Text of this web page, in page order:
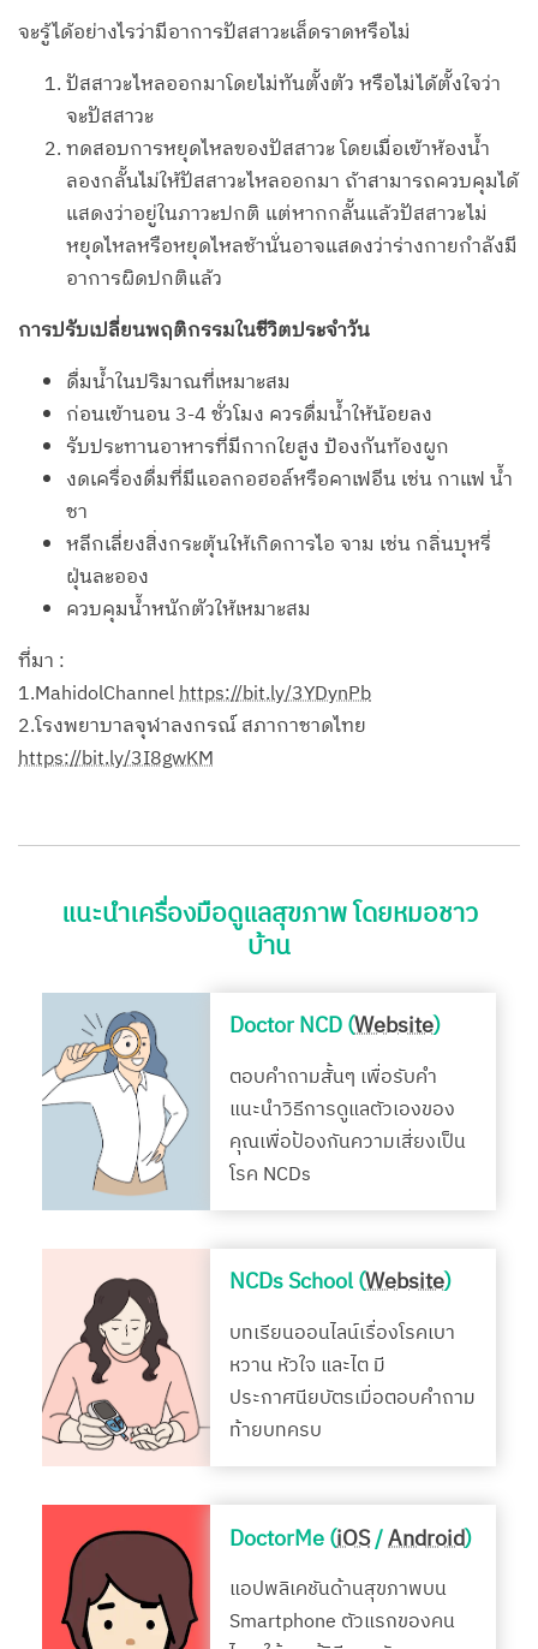
จะรู้ได้อย่างไรว่ามีอาการปัสสาวะเล็ดราดหรือไม่
ปัสสาวะไหลออกมาโดยไม่ทันตั้งตัว หรือไม่ได้ตั้งใจว่า
จะปัสสาวะ
ทดสอบการหยุดไหลของปัสสาวะ โดยเมื่อเข้าห้องน้ำ
ลองกลั้นไม่ให้ปัสสาวะไหลออกมา ถ้าสามารถควบคุมได้
แสดงว่าอยู่ในภาวะปกติ แต่หากกลั้นแล้วปัสสาวะไม่
หยุดไหลหรือหยุดไหลช้านั่นอาจแสดงว่าร่างกายกำลังมี
อาการผิดปกติแล้ว
การปรับเปลี่ยนพฤติกรรมในชีวิตประจำวัน
ดื่มน้ำในปริมาณที่เหมาะสม
ก่อนเข้านอน 3-4 ชั่วโมง ควรดื่มน้ำให้น้อยลง
รับประทานอาหารที่มีกากใยสูง ป้องกันท้องผูก
งดเครื่องดื่มที่มีแอลกอฮอล์หรือคาเฟอีน เช่น กาแฟ น้ำ
ชา
หลีกเลี่ยงสิ่งกระตุ้นให้เกิดการไอ จาม เช่น กลิ่นบุหรี่
ฝุ่นละออง
ควบคุมน้ำหนักตัวให้เหมาะสม
ที่มา :
1.MahidolChannelhttps://bit.ly/3YDynPb
2.โรงพยาบาลจุฬาลงกรณ์ สภากาชาดไทย
https://bit.ly/3I8gwKM
แนะนำเครื่องมือดูแลสุขภาพ โดยหมอชาว
บ้าน
Doctor NCD (Website)
ตอบคำถามสั้นๆ เพื่อรับคำ
แนะนำวิธีการดูแลตัวเองของ
คุณเพื่อป้องกันความเสี่ยงเป็น
โรค NCDs
NCDs School (Website)
บทเรียนออนไลน์เรื่องโรคเบา
หวาน หัวใจ และไต มี
ประกาศนียบัตรเมื่อตอบคำถาม
ท้ายบทครบ
DoctorMe (iOS/Android)
แอปพลิเคชันด้านสุขภาพบน
Smartphone ตัวแรกของคน